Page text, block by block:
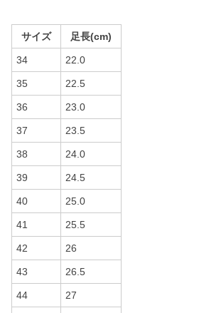
サイズ 足長(cm)
34 22.0
35 22.5
36 23.0
37 23.5
38 24.0
39 24.5
40 25.0
41 25.5
42 26
43 26.5
44 27